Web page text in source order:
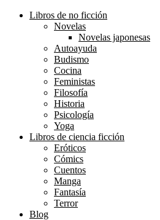
Libros de no ficción
Novelas
Novelas japonesas
Autoayuda
Budismo
Cocina
Feministas
Filosofía
Historia
Psicología
Yoga
Libros de ciencia ficción
Eróticos
Cómics
Cuentos
Manga
Fantasía
Terror
Blog